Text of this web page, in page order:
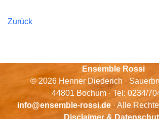
Zurück
Ensemble Rossi
© 2026 Henner Diederich ·
44801 Bochum · Tel: 0234/
info@ensemble-rossi.de· Alle
Disclaimer &